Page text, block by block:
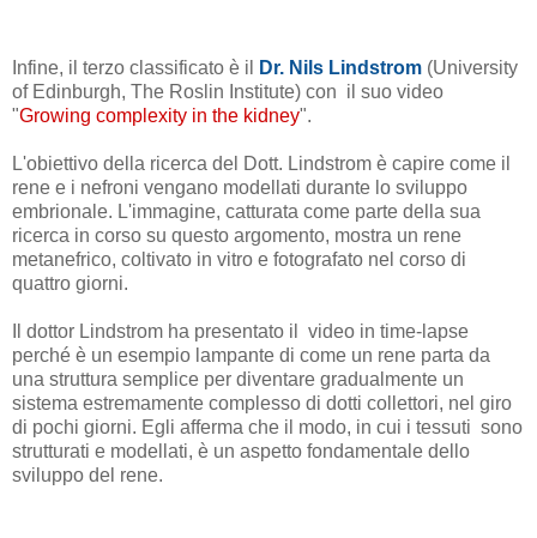
Infine, il terzo classificato è il Dr. Nils Lindstrom (University
of Edinburgh, The Roslin Institute) con il suo video
"Growing complexity in the kidney".
L'obiettivo della ricerca del Dott. Lindstrom è capire come il
rene e i nefroni vengano modellati durante lo sviluppo
embrionale. L'immagine, catturata come parte della sua
ricerca in corso su questo argomento, mostra un rene
metanefrico, coltivato in vitro e fotografato nel corso di
quattro giorni.
Il dottor Lindstrom ha presentato il video in time-lapse
perché è un esempio lampante di come un rene parta da
una struttura semplice per diventare gradualmente un
sistema estremamente complesso di dotti collettori, nel giro
di pochi giorni. Egli afferma che il modo, in cui i tessuti sono
strutturati e modellati, è un aspetto fondamentale dello
sviluppo del rene.